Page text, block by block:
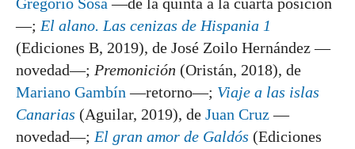
Gregorio Sosa—de la quinta a la cuarta posición
—;El alano. Las cenizas de Hispania 1
(Ediciones B, 2019), de José Zoilo Hernández —
novedad—; Premonición (Oristán, 2018), de
Mariano Gambín—retorno—; Viaje a las islas
Canarias (Aguilar, 2019), de Juan Cruz—
novedad—;El gran amor de Galdós (Ediciones